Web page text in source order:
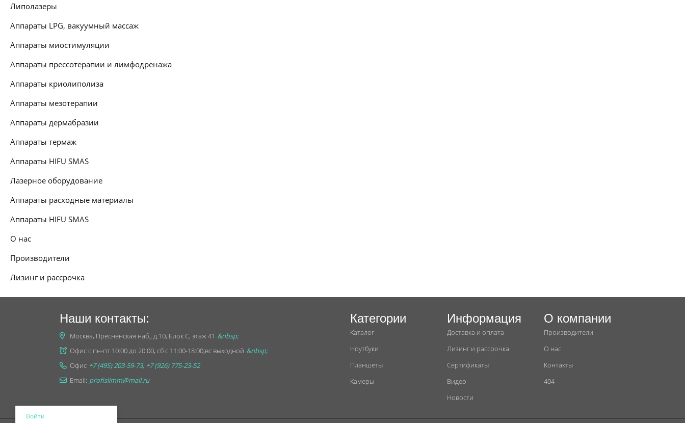
Липолазеры
Аппараты LPG, вакуумный массаж
Аппараты миостимуляции
Аппараты прессотерапии и лимфодренажа
Аппараты криолиполиза
Аппараты мезотерапии
Аппараты дермабразии
Аппараты термаж
Аппараты HIFU SMAS
Лазерное оборудование
Аппараты расходные материалы
Аппараты HIFU SMAS
О нас
Производители
Лизинг и рассрочка
Войти
Наши контакты:
Москва, Пресненская наб., д.10, Блок С, этаж 41 &nbsp;
Офис с пн-пт 10:00 до 20:00, сб с 11:00-18:00,вс выходной &nbsp;
Офис +7 (495) 203-59-73, +7 (926) 775-23-52
Email: profislimm@mail.ru
Категории
Каталог
Ноутбуки
Планшеты
Камеры
Информация
Доставка и оплата
Лизинг и рассрочка
Сертификаты
Видео
Новости
О компании
Производители
О нас
Контакты
404